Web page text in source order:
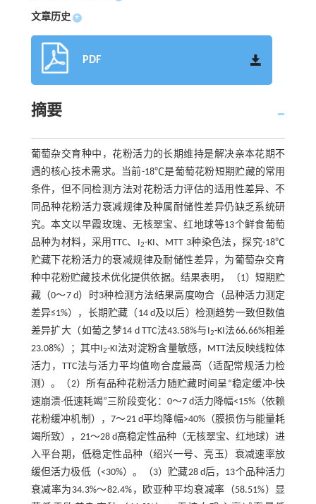
文章历史 +
PDF
摘要
葡萄杂交育种中，花粉活力的长期维持是解决亲本花期不
遇的核心技术需求。当前-18℃是葡萄花粉短期贮藏的常用
条件，但不同检测方法对花粉活力评估的适用性差异、不
同品种花粉活力衰减规律及种属耐储性差异仍缺乏系统研
究。本文以早霞玫瑰、无核翠宝、红地球等13个鲜食葡萄
品种为材料，采用TTC、I2-KI、MTT 3种染色法，探究-18℃
贮藏下花粉活力的衰减规律及耐储性差异，为葡萄杂交育
种中花粉贮藏技术优化提供依据。结果表明，（1）短期贮
藏（0～7 d）时3种检测方法结果高度吻合（品种活力测定
差异≤1%），长期贮藏（14 d及以后）检测趋势一致但数值
差异扩大（如葡之梦14 d TTC法43.58%与I2-KI法66.66%相差
23.08%）；其中I2-KI法对淀粉含量敏感，MTT法反映线粒体
活力，TTC法与活力平均值吻合度最高（适配常规活力检
测）。（2）所有品种花粉活力随贮藏时间呈“稳定缓冲-快
速崩溃-低速耗竭”三阶段变化：0～7 d活力降幅<15%（依赖
花粉缓冲机制），7～21 d平均降幅>40%（膜损伤与能量耗
竭所致），21～28 d高稳定性品种（无核翠宝、红地球）进
入平台期，低稳定性品种（绍兴一号、亮玉）衰减速率放
缓但活力极低（<30%）。（3）贮藏28 d后，13个品种活力
衰减率为34.3%～82.4%，欧亚种平均衰减率（58.51%）显